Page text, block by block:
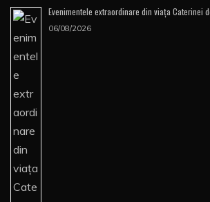
Evenimentele extraordinare din viața Caterinei
06/08/2026